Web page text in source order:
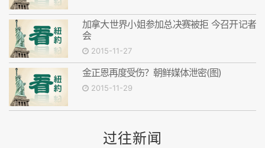
加拿大世界小姐参加总决赛被拒 今召开记者
会
2015-11-27
金正恩再度受伤？朝鲜媒体泄密(图)
2015-11-29
过往新闻